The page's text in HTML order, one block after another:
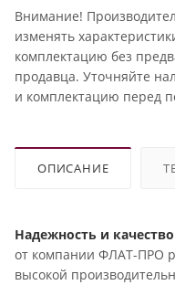
Внимание!
изменять
комплектацию без
продавца. Уточняйте
и комплектацию перед
ОПИСАНИЕ
Надежность и
от компании ФЛАТ-ПРО
высокой